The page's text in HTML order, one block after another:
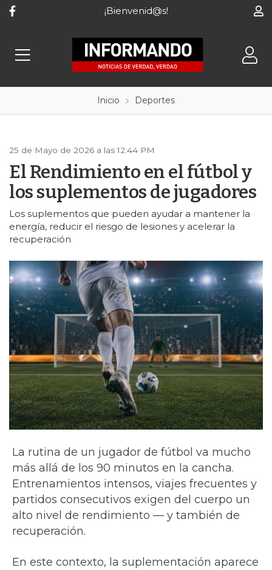
¡Bienvenid@s!
Inicio Deportes
25 de Mayo de 2026 a las 12:44 PM
El Rendimiento en el fútbol y
los suplementos de jugadores
Los suplementos que pueden ayudar a mantener la
energía, reducir el riesgo de lesiones y acelerar la
recuperación
La rutina de un jugador de fútbol va mucho
más allá de los 90 minutos en la cancha.
Entrenamientos intensos, viajes frecuentes y
partidos consecutivos exigen del cuerpo un
alto nivel de rendimiento — y también de
recuperación.
En este contexto, la suplementación aparece